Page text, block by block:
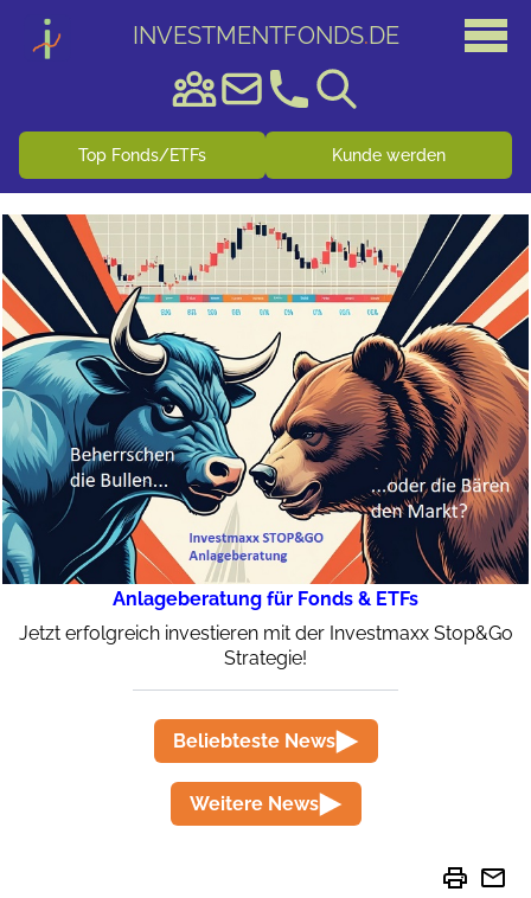
INVESTMENTFONDS.DE
Top Fonds/ETFs Kunde werden
Anlageberatung für Fonds & ETFs
Jetzt erfolgreich investieren mit der Investmaxx Stop&Go
Strategie!
Beliebteste News
Weitere News
print mail